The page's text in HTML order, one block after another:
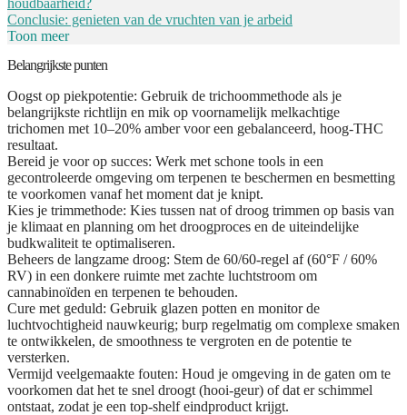
houdbaarheid?
Conclusie: genieten van de vruchten van je arbeid
Toon meer
Belangrijkste punten
Oogst op piekpotentie: Gebruik de trichoommethode als je
belangrijkste richtlijn en mik op voornamelijk melkachtige
trichomen met 10–20% amber voor een gebalanceerd, hoog-THC
resultaat.
Bereid je voor op succes: Werk met schone tools in een
gecontroleerde omgeving om terpenen te beschermen en besmetting
te voorkomen vanaf het moment dat je knipt.
Kies je trimmethode: Kies tussen nat of droog trimmen op basis van
je klimaat en planning om het droogproces en de uiteindelijke
budkwaliteit te optimaliseren.
Beheers de langzame droog: Stem de 60/60-regel af (60°F / 60%
RV) in een donkere ruimte met zachte luchtstroom om
cannabinoïden en terpenen te behouden.
Cure met geduld: Gebruik glazen potten en monitor de
luchtvochtigheid nauwkeurig; burp regelmatig om complexe smaken
te ontwikkelen, de smoothness te vergroten en de potentie te
versterken.
Vermijd veelgemaakte fouten: Houd je omgeving in de gaten om te
voorkomen dat het te snel droogt (hooi-geur) of dat er schimmel
ontstaat, zodat je een top-shelf eindproduct krijgt.